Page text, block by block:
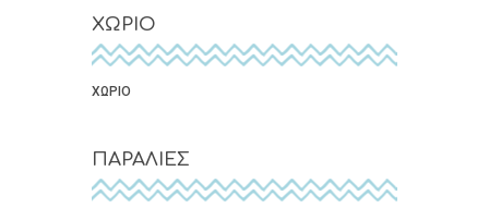
ΧΩΡΙΟ
ΧΩΡΙΟ
ΠΑΡΑΛΙΕΣ